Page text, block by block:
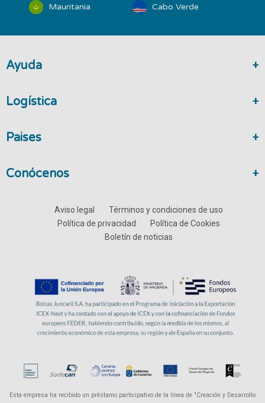
Mauritania
Cabo Verde
Ayuda
Logística
Paises
Conócenos
Aviso legal
Términos y condiciones de uso
Política de privacidad
Política de Cookies
Boletín de noticias
Esta empresa ha recibido un préstamo participativo de la línea de "Creación y Desarrollo